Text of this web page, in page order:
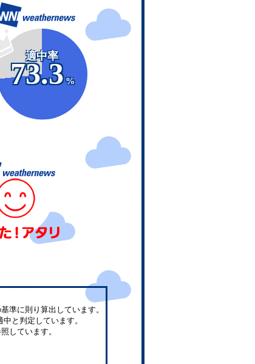
適中率
73.3
%
準に則り算出しています。
と判定しています。
しています。